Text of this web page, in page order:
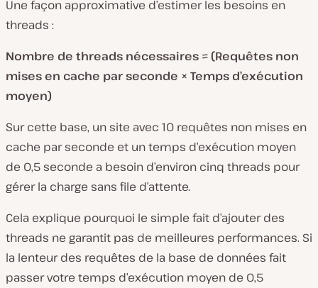
Une façon approximative d’estimer les besoins en
threads :
Nombre de threads nécessaires ≈ (Requêtes non
mises en cache par seconde × Temps d’exécution
moyen)
Sur cette base, un site avec 10 requêtes non mises en
cache par seconde et un temps d’exécution moyen
de 0,5 seconde a besoin d’environ cinq threads pour
gérer la charge sans file d’attente.
Cela explique pourquoi le simple fait d’ajouter des
threads ne garantit pas de meilleures performances. Si
la lenteur des requêtes de la base de données fait
passer votre temps d’exécution moyen de 0,5